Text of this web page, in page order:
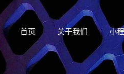
首页 关于我们 小
首页 关于我们 小